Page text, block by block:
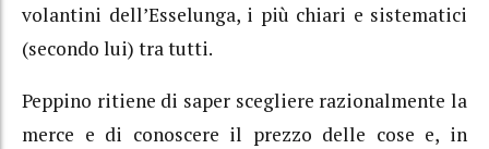
volantini dell’Esselunga, i più chiari e sistematici
(secondo lui) tra tutti.
Peppino ritiene di saper scegliere razionalmente la
merce e di conoscere il prezzo delle cose e, in